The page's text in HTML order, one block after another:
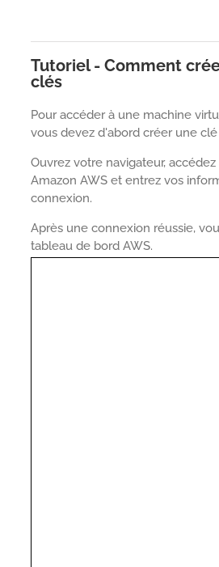
Tutoriel - Comment
clés
Pour accéder à une machine
vous devez d'abord créer une clé
Ouvrez votre navigateur,
Amazon AWS et entrez vos
connexion.
Après une connexion réussie,
tableau de bord AWS.